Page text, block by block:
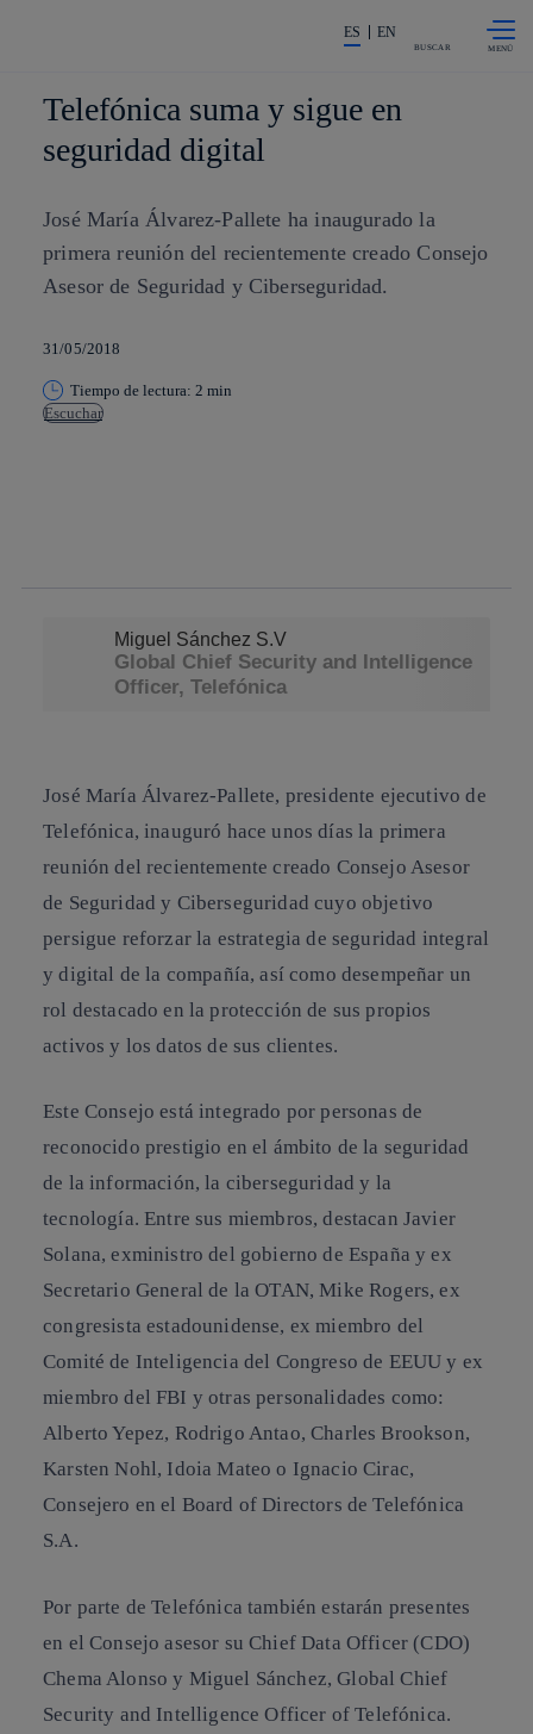
La acción en accionistas e
ES EN
BUSCAR
Telefónica suma y sigue en
seguridad digital
José María Álvarez-Pallete ha inaugurado la
primera reunión del recientemente creado Consejo
Asesor de Seguridad y Ciberseguridad.
31/05/2018
Tiempo de lectura: 2 min
Escuchar
Miguel Sánchez S.V
Global Chief Security and Intelligence
Officer, Telefónica
José María Álvarez-Pallete, presidente ejecutivo de
Telefónica, inauguró hace unos días la primera
reunión del recientemente creado Consejo Asesor
de Seguridad y Ciberseguridad cuyo objetivo
persigue reforzarla estrategia de seguridad integral
y digital de la compañía, así como desempeñar un
rol destacado en la protección de sus propios
activos y los datos de sus clientes.
Este Consejo está integrado por personas de
reconocido prestigio en el ámbito de la seguridad
de la información, la ciberseguridad y la
tecnología. Entre sus miembros, destacan Javier
Solana, exministro del gobierno de España y ex
Secretario General de la OTAN, Mike Rogers, ex
congresista estadounidense, ex miembro del
Comité de Inteligencia del Congreso de EEUU y ex
miembro del FBI y otras personalidades como:
Alberto Yepez, Rodrigo Antao, Charles Brookson,
Karsten Nohl, Idoia Mateo o Ignacio Cirac,
Consejero en el Board of Directors de Telefónica
S.A.
Por parte de Telefónica también estarán presentes
en el Consejo asesor su Chief Data Officer (CDO)
Chema Alonso y Miguel Sánchez, Global Chief
Security and Intelligence Officer of Telefónica.